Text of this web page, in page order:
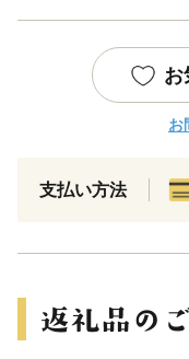
お
お
支払い方法